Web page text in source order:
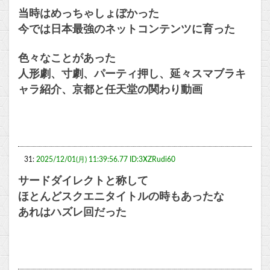
当時はめっちゃしょぼかった
今では日本最強のネットコンテンツに育った
色々なことがあった
人形劇、寸劇、パーティ押し、延々スマブラキ
ャラ紹介、京都と任天堂の関わり動画
31: 2025/12/01(月) 11:39:56.77 ID:3XZRudi60
サードダイレクトと称して
ほとんどスクエニタイトルの時もあったな
あれはハズレ回だった